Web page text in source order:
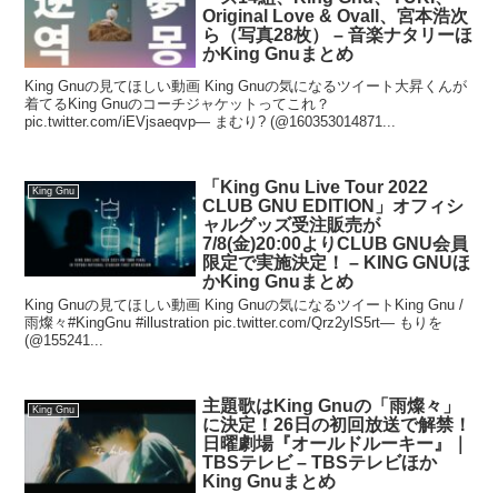
Original Love & Ovall、宮本浩次
ら（写真28枚） – 音楽ナタリーほ
かKing Gnuまとめ
King Gnuの見てほしい動画 King Gnuの気になるツイート大昇くんが
着てるKing Gnuのコーチジャケットってこれ？
pic.twitter.com/iEVjsaeqvp— まむり? (@160353014871...
King Gnu
「King Gnu Live Tour 2022
CLUB GNU EDITION」オフィシ
ャルグッズ受注販売が
7/8(金)20:00よりCLUB GNU会員
限定で実施決定！ – KING GNUほ
かKing Gnuまとめ
King Gnuの見てほしい動画 King Gnuの気になるツイートKing Gnu /
雨燦々#KingGnu #illustration pic.twitter.com/Qrz2ylS5rt— もりを
(@155241...
King Gnu
主題歌はKing Gnuの「雨燦々」
に決定！26日の初回放送で解禁！
日曜劇場『オールドルーキー』｜
TBSテレビ – TBSテレビほか
King Gnuまとめ